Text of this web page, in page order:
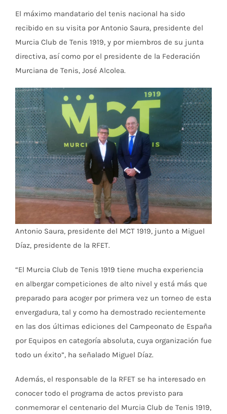
El máximo mandatario del tenis nacional ha sido
recibido en su visita por Antonio Saura, presidente del
Murcia Club de Tenis 1919, y por miembros de su junta
directiva, así como por el presidente de la Federación
Murciana de Tenis, José Alcolea.
Antonio Saura, presidente del MCT 1919, junto a Miguel
Díaz, presidente de la RFET.
“El Murcia Club de Tenis 1919 tiene mucha experiencia
en albergar competiciones de alto nivel y está más que
preparado para acoger por primera vez un torneo de esta
envergadura, tal y como ha demostrado recientemente
en las dos últimas ediciones del Campeonato de España
por Equipos en categoría absoluta, cuya organización fue
todo un éxito”, ha señalado Miguel Díaz.
Además, el responsable de la RFET se ha interesado en
conocer todo el programa de actos previsto para
conmemorar el centenario del Murcia Club de Tenis 1919,